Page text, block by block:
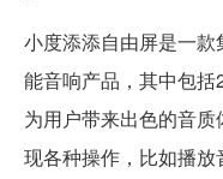
小度添添自由屏是一
能音响产品，其中包括
为用户带来出色的音
现各种操作，比如播